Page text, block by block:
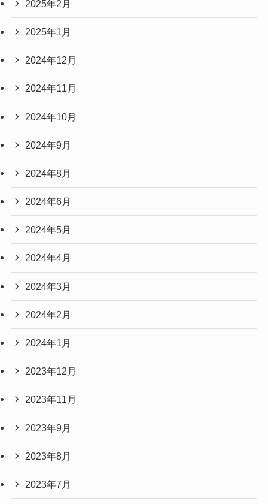
2025年2月
2025年1月
2024年12月
2024年11月
2024年10月
2024年9月
2024年8月
2024年6月
2024年5月
2024年4月
2024年3月
2024年2月
2024年1月
2023年12月
2023年11月
2023年9月
2023年8月
2023年7月